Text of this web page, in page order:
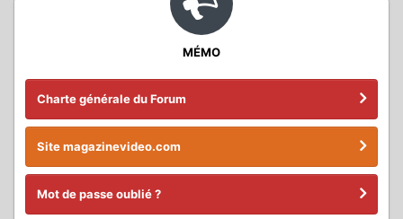
MÉMO
Charte générale du Forum
Site magazinevideo.com
Mot de passe oublié ?